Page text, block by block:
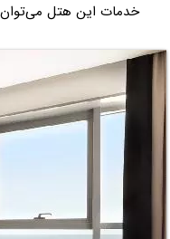
خدمات این هتل می‌توان